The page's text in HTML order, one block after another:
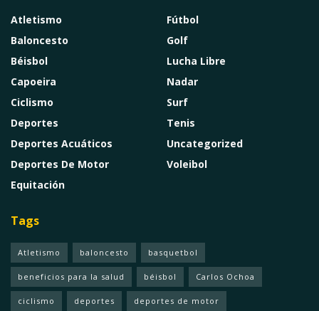
Atletismo
Baloncesto
Béisbol
Capoeira
Ciclismo
Deportes
Deportes Acuáticos
Deportes De Motor
Equitación
Fútbol
Golf
Lucha Libre
Nadar
Surf
Tenis
Uncategorized
Voleibol
Tags
Atletismo baloncesto basquetbol
beneficios para la salud béisbol Carlos Ochoa
ciclismo deportes deportes de motor